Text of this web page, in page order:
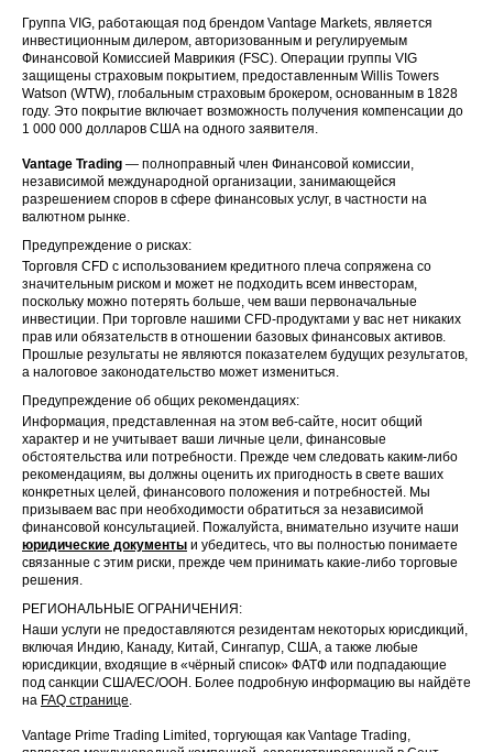
Группа VIG, работающая под брендом Vantage Markets, является
инвестиционным дилером, авторизованным и регулируемым
Финансовой Комиссией Маврикия (FSC). Операции группы VIG
защищены страховым покрытием, предоставленным Willis Towers
Watson (WTW), глобальным страховым брокером, основанным в 1828
году. Это покрытие включает возможность получения компенсации до
1 000 000 долларов США на одного заявителя.
Vantage Trading — полноправный член Финансовой комиссии,
независимой международной организации, занимающейся
разрешением споров в сфере финансовых услуг, в частности на
валютном рынке.
Предупреждение о рисках:
Торговля CFD с использованием кредитного плеча сопряжена со
значительным риском и может не подходить всем инвесторам,
поскольку можно потерять больше, чем ваши первоначальные
инвестиции. При торговле нашими CFD-продуктами у вас нет никаких
прав или обязательств в отношении базовых финансовых активов.
Прошлые результаты не являются показателем будущих результатов,
а налоговое законодательство может измениться.
Предупреждение об общих рекомендациях:
Информация, представленная на этом веб-сайте, носит общий
характер и не учитывает ваши личные цели, финансовые
обстоятельства или потребности. Прежде чем следовать каким-либо
рекомендациям, вы должны оценить их пригодность в свете ваших
конкретных целей, финансового положения и потребностей. Мы
призываем вас при необходимости обратиться за независимой
финансовой консультацией. Пожалуйста, внимательно изучите наши
юридические документы и убедитесь, что вы полностью понимаете
связанные с этим риски, прежде чем принимать какие-либо торговые
решения.
РЕГИОНАЛЬНЫЕ ОГРАНИЧЕНИЯ:
Наши услуги не предоставляются резидентам некоторых юрисдикций,
включая Индию, Канаду, Китай, Сингапур, США, а также любые
юрисдикции, входящие в «чёрный список» ФАТФ или подпадающие
под санкции США/ЕС/ООН. Более подробную информацию вы найдёте
на FAQ странице.
Vantage Prime Trading Limited, торгующая как Vantage Trading,